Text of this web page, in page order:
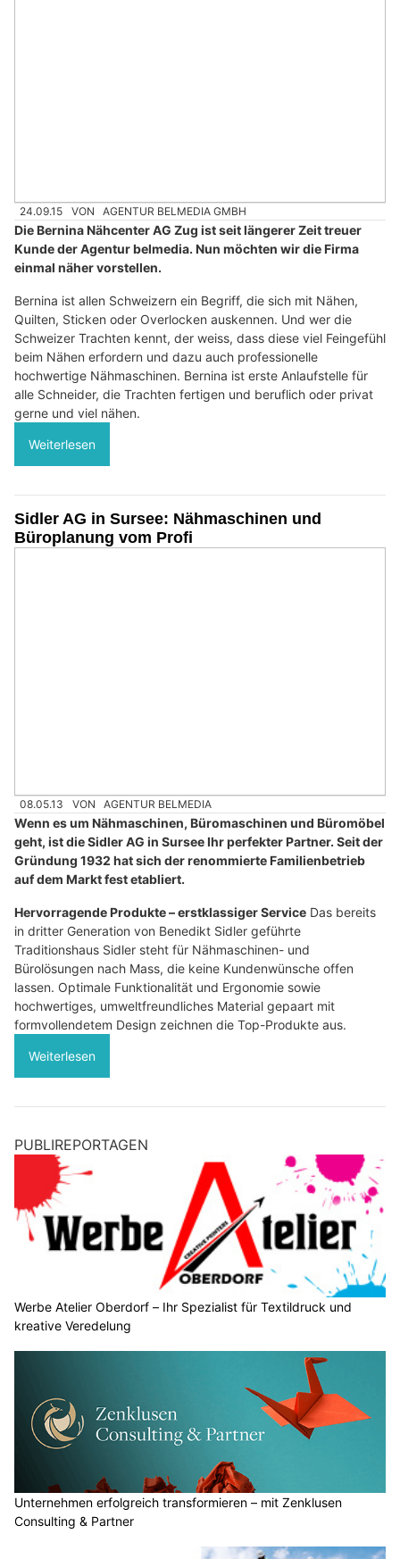
24.09.15 VON AGENTUR BELMEDIA GMBH
Die Bernina Nähcenter AG Zug ist seit längerer Zeit treuer
Kunde der Agentur belmedia. Nun möchten wir die Firma
einmal näher vorstellen.
Bernina ist allen Schweizern ein Begriff, die sich mit Nähen,
Quilten, Sticken oder Overlocken auskennen. Und wer die
Schweizer Trachten kennt, der weiss, dass diese viel Feingefühl
beim Nähen erfordern und dazu auch professionelle
hochwertige Nähmaschinen. Bernina ist erste Anlaufstelle für
alle Schneider, die Trachten fertigen und beruflich oder privat
gerne und viel nähen.
Weiterlesen
Sidler AG in Sursee: Nähmaschinen und
Büroplanung vom Profi
08.05.13 VON AGENTUR BELMEDIA
Wenn es um Nähmaschinen, Büromaschinen und Büromöbel
geht, ist die Sidler AG in Sursee Ihr perfekter Partner. Seit der
Gründung 1932 hat sich der renommierte Familienbetrieb
auf dem Markt fest etabliert.
Hervorragende Produkte – erstklassiger Service Das bereits
in dritter Generation von Benedikt Sidler geführte
Traditionshaus Sidler steht für Nähmaschinen- und
Bürolösungen nach Mass, die keine Kundenwünsche offen
lassen. Optimale Funktionalität und Ergonomie sowie
hochwertiges, umweltfreundliches Material gepaart mit
formvollendetem Design zeichnen die Top-Produkte aus.
Weiterlesen
PUBLIREPORTAGEN
Werbe Atelier Oberdorf – Ihr Spezialist für Textildruck und
kreative Veredelung
Unternehmen erfolgreich transformieren – mit Zenklusen
Consulting & Partner